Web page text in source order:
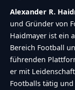
listen to a
Numbers or
Alexander R.
und Gründer von
Haidmayer ist ein
Bereich Football
führenden
er mit
Footballs tätig